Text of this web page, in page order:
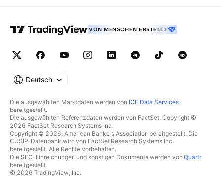
VON MENSCHEN ERSTELLT
Deutsch
Die ausgewählten Marktdaten werden von ICE Data Services
bereitgestellt.
Die ausgewählten Referenzdaten werden von FactSet. Copyright ©
2026 FactSet Research Systems Inc.
Copyright © 2026, American Bankers Association bereitgestellt. Die
CUSIP-Datenbank wird von FactSet Research Systems Inc.
bereitgestellt. Alle Rechte vorbehalten.
Die SEC-Einreichungen und sonstigen Dokumente werden von Quartr
bereitgestellt.
© 2026 TradingView, Inc.